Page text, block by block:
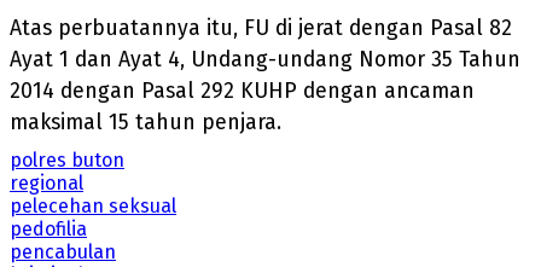
Atas perbuatannya itu, FU di jerat dengan Pasal 82
Ayat 1 dan Ayat 4, Undang-undang Nomor 35 Tahun
2014 dengan Pasal 292 KUHP dengan ancaman
maksimal 15 tahun penjara.
polres buton
regional
pelecehan seksual
pedofilia
pencabulan